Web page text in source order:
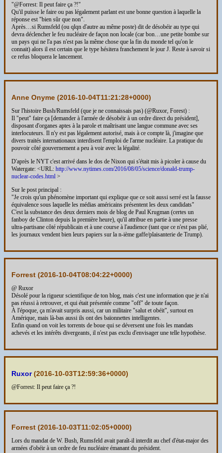
"@Forrest: Il peut faire ça ?!"
Qu'il puisse le faire ou pas légalement parlant est une bonne question à laquelle la
réponse est "bien sûr que non".
Après…si Rumsfeld (ou qlqn d'autre au même poste) dit de désobéir au type qui
devra déclencher le feu nucléaire de façon non locale (car bon…une petite bombe sur
un pays qui ne l'a pas n'est pas la même chose que la fin du monde tel qu'on le
connait) alors il est certain que le type hésitera franchement le jour J. Reste à savoir si
ce refus bloquera le lancement.
Anne Onyme (2016-10-04T11:21:28+0000)
Sur l'histoire Bush/Rumsfeld (que je ne connaissais pas) (@Ruxor, Forest) :
Il "peut" faire ça [demander à l'armée de désobéir à un ordre direct du président],
disposant d'organes aptes à la parole et maîtrisant une langue commune avec ses
interlocuteurs. Il n'y est pas légalement autorisé, mais à ce compte là, j'imagine que
divers traités internationaux interdisent l'emploi de l'arme nucléaire. La pratique du
pouvoir côté gouvernement a peu à voir avec la légalité.
D'après le NYT c'est arrivé dans le dos de Nixon qui s'était mis à picoler à cause du
Watergate: <URL: http://www.nytimes.com/2016/08/05/science/donald-trump-
nuclear-codes.html >
Sur le post principal :
"Je crois qu'un phénomène important qui explique que ce soit aussi serré est la fausse
équivalence sous laquelle les médias américains présentent les deux candidats"
C'est la substance des deux derniers mois de blog de Paul Krugman (certes un
fanboy de Clinton depuis la première heure), qu'il attribue en partie à une presse
ultra-partisane côté républicain et à une course à l'audience (tant que ce n'est pas plié,
les journaux vendent bien leurs papiers sur la n-ième gaffe/plaisanterie de Trump).
Forrest (2016-10-04T08:04:22+0000)
@ Ruxor
Désolé pour la rigueur scientifique de ton blog, mais c'est une information que je n'ai
pas réussi à retrouver, et qui était présentée comme "off" de toute façon.
À l'époque, ça m'avait surpris aussi, car un militaire "salut et obéit", surtout en
Amérique, mais là-bas aussi ils ont des baïonnettes intelligentes.
Enfin quand on voit les torrents de boue qui se déversent une fois les mandats
achevés et les intérêts divergeants, il n'est pas exclu d'envisager une telle hypothèse.
Ruxor(2016-10-03T12:59:36+0000)
@Forrest: Il peut faire ça ?!
Forrest (2016-10-03T11:02:05+0000)
Lors du mandat de W. Bush, Rumsfeld avait paraît-il interdit au chef d'état-major des
armées d'obéir à un ordre de feu nucléaire émanant du président.